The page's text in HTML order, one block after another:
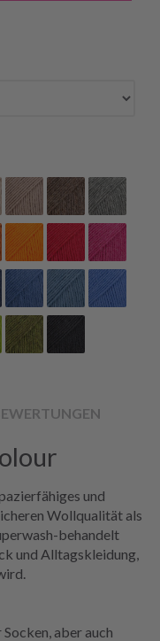
und
Wollqualität als
behandelt
und Alltagskleidung,
aber auch